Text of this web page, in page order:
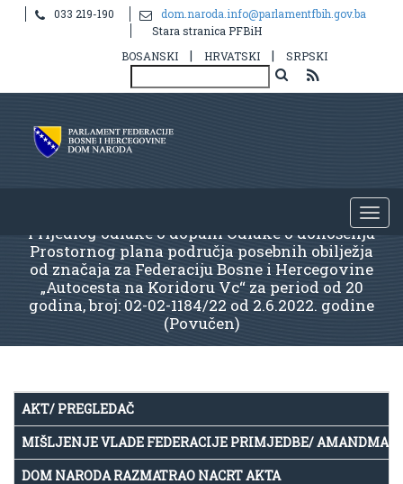
033 219-190
dom.naroda.info@parlamentfbih.gov.ba
Stara stranica PFBiH
BOSANSKI
| HRVATSKI | SRPSKI
Prijedlog odluke o dopuni Odluke o donošenju
Prostornog plana područja posebnih obilježja
od značaja za Federaciju Bosne i Hercegovine
„Autocesta na Koridoru Vc“ za period od 20
godina, broj: 02-02-1184/22 od 2.6.2022. godine
(Povučen)
AKT/ PREGLEDAČ
MIŠLJENJE VLADE FEDERACIJE PRIMJEDBE/
DOM NARODA RAZMATRAO NACRT AKTA